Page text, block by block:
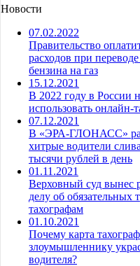
Новости
07.02.2022
Правительство
расходов при
бензина на газ
15.12.2021
В 2022 году в России
использовать онлайн-
07.12.2021
В «ЭРА-ГЛОНАСС»
хитрые водители
тысячи рублей в день
01.11.2021
Верховный суд вынес
делу об обязательных
тахографам
01.10.2021
Почему карта
злоумышленнику
водителя?